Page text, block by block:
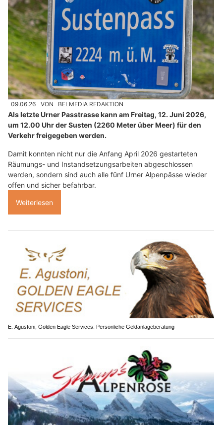
09.06.26 VON BELMEDIA REDAKTION
Als letzte Urner Passtrasse kann am Freitag, 12. Juni 2026,
um 12.00 Uhr der Susten (2260 Meter über Meer) für den
Verkehr freigegeben werden.
Damit konnten nicht nur die Anfang April 2026 gestarteten
Räumungs- und Instandsetzungsarbeiten abgeschlossen
werden, sondern sind auch alle fünf Urner Alpenpässe wieder
offen und sicher befahrbar.
Weiterlesen
E. Agustoni, Golden Eagle Services: Persönliche Geldanlageberatung